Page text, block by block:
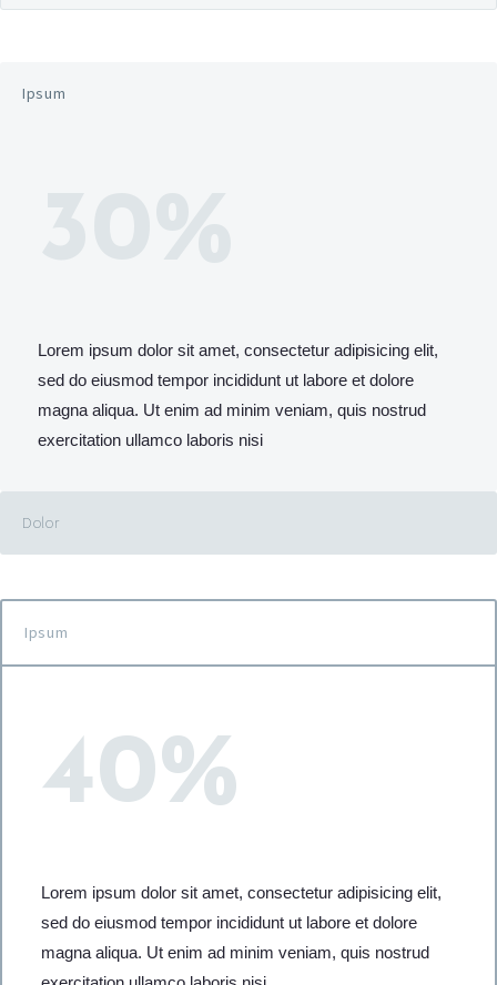
Ipsum
Lorem ipsum dolor sit amet, consectetur adipisicing elit,
sed do eiusmod tempor incididunt ut labore et dolore
magna aliqua. Ut enim ad minim veniam, quis nostrud
exercitation ullamco laboris nisi
Dolor
Ipsum
40%
Lorem ipsum dolor sit amet, consectetur adipisicing elit,
sed do eiusmod tempor incididunt ut labore et dolore
magna aliqua. Ut enim ad minim veniam, quis nostrud